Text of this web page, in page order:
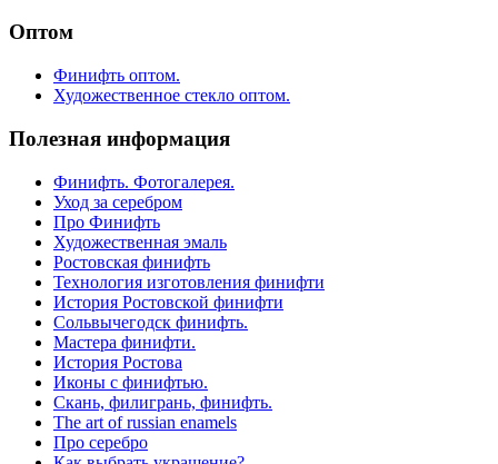
Оптом
Финифть оптом.
Художественное стекло оптом.
Полезная информация
Финифть. Фотогалерея.
Уход за серебром
Про Финифть
Художественная эмаль
Ростовская финифть
Технология изготовления финифти
История Ростовской финифти
Сольвычегодск финифть.
Мастера финифти.
История Ростова
Иконы с финифтью.
Скань, филигрань, финифть.
The art of russian enamels
Про серебро